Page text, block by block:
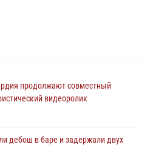
продолжают совместный
видеоролик
дебош в баре и задержали двух